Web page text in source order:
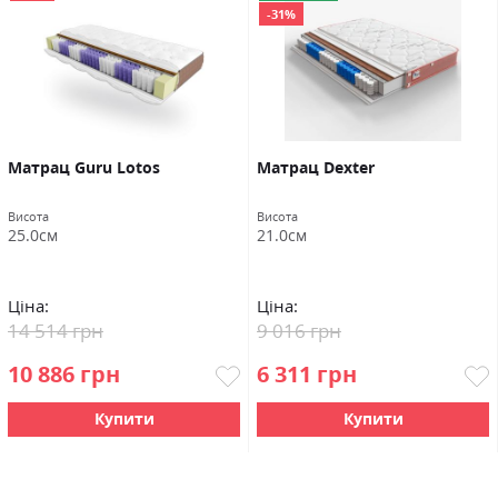
Матрац Guru Lotos
Висота
25.0см
Ціна:
10 886 грн
14 514 грн
Купити
-31%
Матрац Dexter
Висота
21.0см
Ціна:
6 311 грн
9 016 грн
Купити